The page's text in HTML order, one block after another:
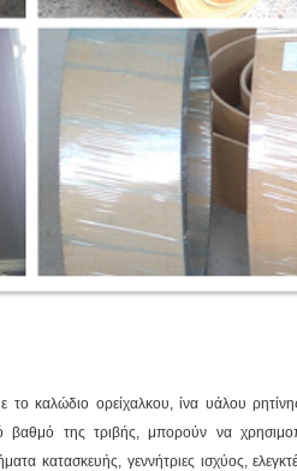
το καλώδιο ορείχαλκου, ίνα υάλου
της τριβής, μπορούν να
κατασκευής, γεννήτριες ισχύος,